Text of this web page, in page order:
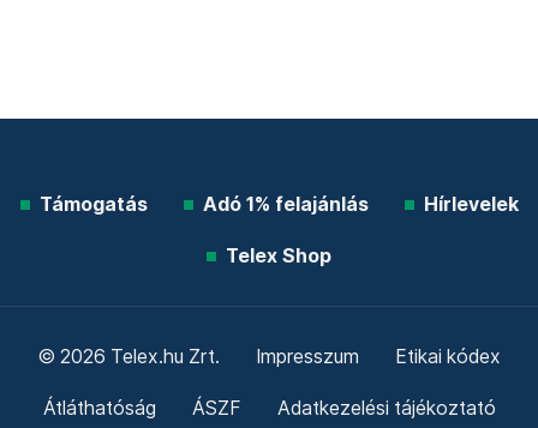
Támogatás Adó 1% felajánlás Hírlevelek
Telex Shop
© 2026 Telex.hu Zrt. Impresszum Etikai kódex
Átláthatóság ÁSZF Adatkezelési tájékoztató